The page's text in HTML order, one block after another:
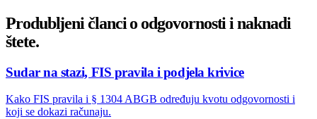
Produbljeni članci o odgovornosti i naknadi
štete.
Sudar na stazi, FIS pravila i podjela krivice
Kako FIS pravila i § 1304 ABGB određuju kvotu odgovornosti i
koji se dokazi računaju.